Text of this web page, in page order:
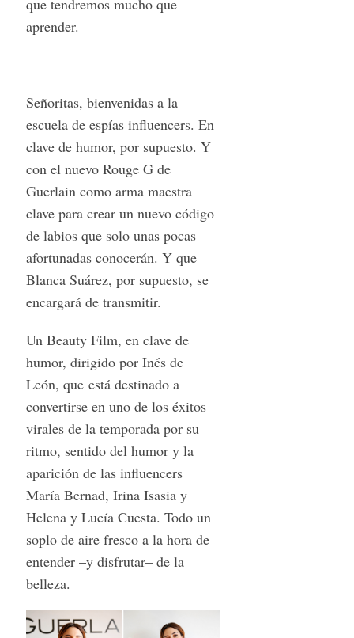
que tendremos mucho que
aprender.
Señoritas, bienvenidas a la
escuela de espías influencers. En
clave de humor, por supuesto. Y
con el nuevo Rouge G de
Guerlain como arma maestra
clave para crear un nuevo código
de labios que solo unas pocas
afortunadas conocerán. Y que
Blanca Suárez, por supuesto, se
encargará de transmitir.
Un Beauty Film, en clave de
humor, dirigido por Inés de
León, que está destinado a
convertirse en uno de los éxitos
virales de la temporada por su
ritmo, sentido del humor y la
aparición de las influencers
María Bernad, Irina Isasia y
Helena y Lucía Cuesta. Todo un
soplo de aire fresco a la hora de
entender –y disfrutar– de la
belleza.